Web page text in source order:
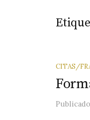
CITAS/
Publicado